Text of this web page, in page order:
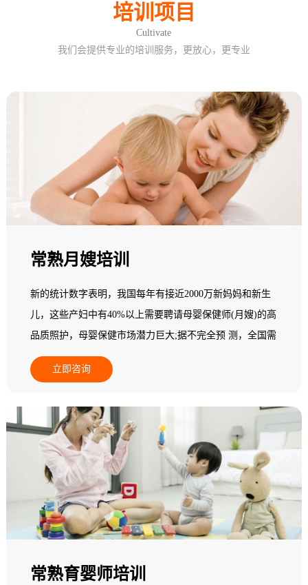
培训项目
Cultivate
我们会提供专业的培训服务，更放心，更专业
常熟月嫂培训
新的统计数字表明，我国每年有接近2000万新妈妈和新生
儿，这些产妇中有40%以上需要聘请母婴保健师(月嫂)的高
品质照护，母婴保健市场潜力巨大;据不完全预 测，全国需
要母婴保健师(月嫂)800多万人，而现有实际从业人员无论
从素质还是专业技能，都不能满足新妈妈为追求心身保健
人，95%以上的县级地区专业母婴保健师(月嫂)数量基本为
零，全国母婴保健市场一片空白，专业母婴保健师(月嫂)缺
乏，市场需求十分 巨大，行业发展后劲无穷。基于此，人
力资源和社会保障部中国就业培训技术指导中心面向全国
开展母婴保健师(月嫂)职业培训。
立即咨询
常熟育婴师培训